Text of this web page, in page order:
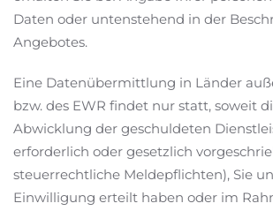
Daten oder untenstehend in der
Angebotes.
Eine Datenübermittlung in Länder
bzw. des EWR findet nur statt, soweit
Abwicklung der geschuldeten
erforderlich oder gesetzlich
steuerrechtliche Meldepflichten), Sie
Einwilligung erteilt haben oder im